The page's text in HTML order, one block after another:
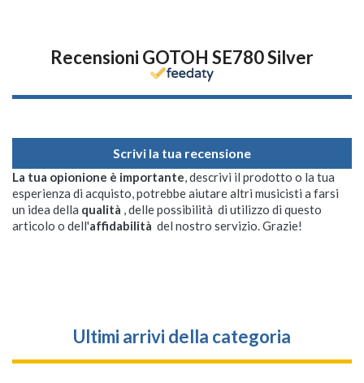
Recensioni GOTOH SE780 Silver
Scrivi la tua recensione
La tua opionione è importante, descrivi il prodotto o la tua
esperienza di acquisto, potrebbe aiutare altri musicisti a farsi
un idea della qualità , delle possibilità di utilizzo di questo
articolo o dell'affidabilità del nostro servizio. Grazie!
Ultimi arrivi della categoria